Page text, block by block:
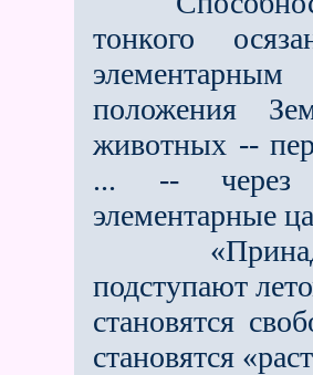
тонкого
положения
животных --
... -- через
элементарные
подступают
становятся
становятся